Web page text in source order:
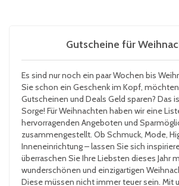
Gutscheine für
Es sind nur noch ein paar Wochen bis
Sie schon ein Geschenk im Kopf,
Gutscheinen und Deals Geld sparen? Das
Sorge! Für Weihnachten haben wir eine
hervorragenden Angeboten und
zusammengestellt. Ob Schmuck, Mode,
Inneneinrichtung – lassen Sie sich
überraschen Sie Ihre Liebsten dieses Jahr
wunderschönen und einzigartigen
Diese müssen nicht immer teuer sein. Mit